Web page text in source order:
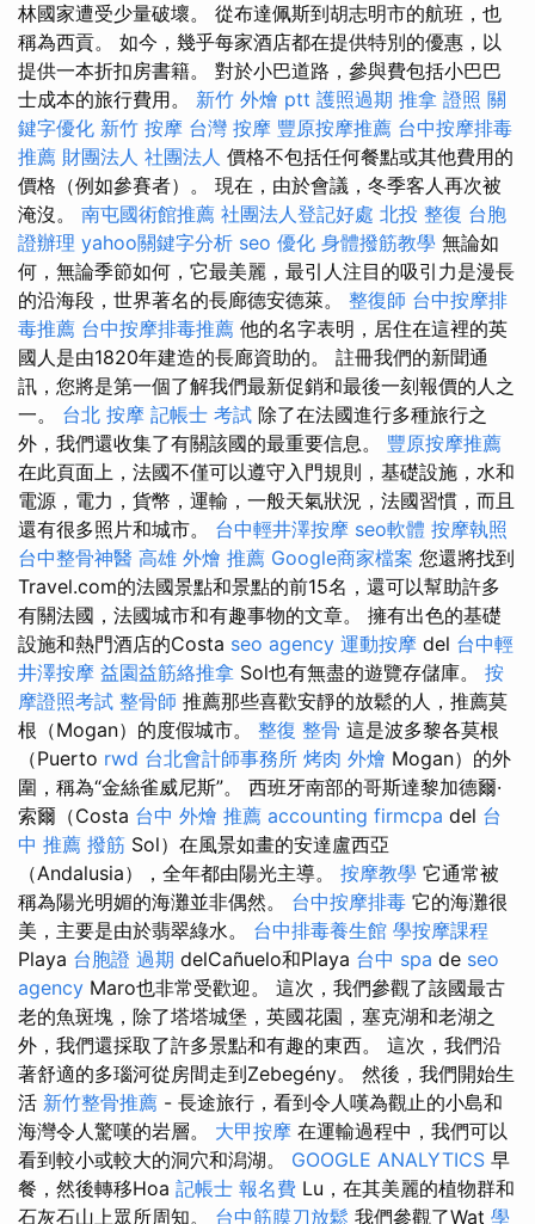
林國家遭受少量破壞。 從布達佩斯到胡志明市的航班，也
稱為西貢。 如今，幾乎每家酒店都在提供特別的優惠，以
提供一本折扣房書籍。 對於小巴道路，參與費包括小巴巴
士成本的旅行費用。 新竹 外燴 ptt 護照過期 推拿 證照 關
鍵字優化 新竹 按摩 台灣 按摩 豐原按摩推薦 台中按摩排毒
推薦 財團法人 社團法人 價格不包括任何餐點或其他費用的
價格（例如參賽者）。 現在，由於會議，冬季客人再次被
淹沒。 南屯國術館推薦 社團法人登記好處 北投 整復 台胞
證辦理 yahoo關鍵字分析 seo 優化 身體撥筋教學 無論如
何，無論季節如何，它最美麗，最引人注目的吸引力是漫長
的沿海段，世界著名的長廊德安德萊。 整復師 台中按摩排
毒推薦 台中按摩排毒推薦 他的名字表明，居住在這裡的英
國人是由1820年建造的長廊資助的。 註冊我們的新聞通
訊，您將是第一個了解我們最新促銷和最後一刻報價的人之
一。 台北 按摩 記帳士 考試 除了在法國進行多種旅行之
外，我們還收集了有關該國的最重要信息。 豐原按摩推薦
在此頁面上，法國不僅可以遵守入門規則，基礎設施，水和
電源，電力，貨幣，運輸，一般天氣狀況，法國習慣，而且
還有很多照片和城市。 台中輕井澤按摩 seo軟體 按摩執照
台中整骨神醫 高雄 外燴 推薦 Google商家檔案 您還將找到
Travel.com的法國景點和景點的前15名，還可以幫助許多
有關法國，法國城市和有趣事物的文章。 擁有出色的基礎
設施和熱門酒店的Costa seo agency 運動按摩 del 台中輕
井澤按摩 益園益筋絡推拿 Sol也有無盡的遊覽存儲庫。 按
摩證照考試 整骨師 推薦那些喜歡安靜的放鬆的人，推薦莫
根（Mogan）的度假城市。 整復 整骨 這是波多黎各莫根
（Puerto rwd 台北會計師事務所 烤肉 外燴 Mogan）的外
圍，稱為“金絲雀威尼斯”。 西班牙南部的哥斯達黎加德爾·
索爾（Costa 台中 外燴 推薦 accounting firmcpa del 台
中 推薦 撥筋 Sol）在風景如畫的安達盧西亞
（Andalusia），全年都由陽光主導。 按摩教學 它通常被
稱為陽光明媚的海灘並非偶然。 台中按摩排毒 它的海灘很
美，主要是由於翡翠綠水。 台中排毒養生館 學按摩課程
Playa 台胞證 過期 delCañuelo和Playa 台中 spa de seo
agency Maro也非常受歡迎。 這次，我們參觀了該國最古
老的魚斑塊，除了塔塔城堡，英國花園，塞克湖和老湖之
外，我們還採取了許多景點和有趣的東西。 這次，我們沿
著舒適的多瑙河從房間走到Zebegény。 然後，我們開始生
活 新竹整骨推薦 - 長途旅行，看到令人嘆為觀止的小島和
海灣令人驚嘆的岩層。 大甲按摩 在運輸過程中，我們可以
看到較小或較大的洞穴和潟湖。 GOOGLE ANALYTICS 早
餐，然後轉移Hoa 記帳士 報名費 Lu，在其美麗的植物群和
石灰石山上眾所周知。 台中筋膜刀放鬆 我們參觀了Wat 學